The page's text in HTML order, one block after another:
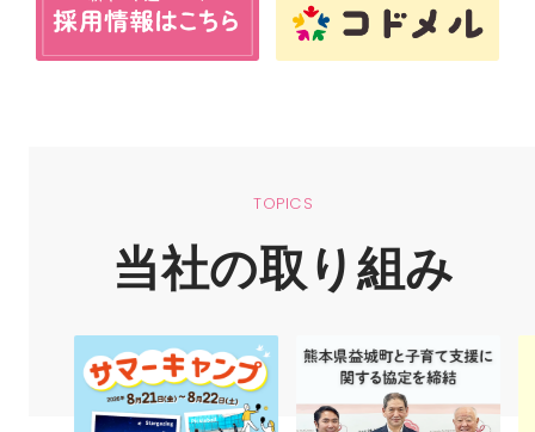
TOPICS
当社の取り組み